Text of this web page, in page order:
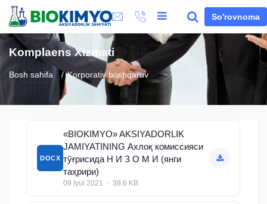
So'rovnoma
Komplaens Xizmati
Bosh sahifa Korporativ boshqaruv
DOCX
«BIOKIMYO» AKSIYADORLIK
JAMIYATINING Ахлоқ комиссияси
тўғрисида Н И З О М И (янги
таҳрири)
09 Iyul 2021 · 38.6 KB